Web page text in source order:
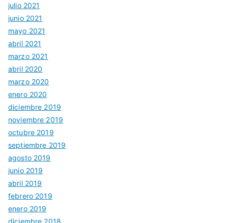
julio 2021
junio 2021
mayo 2021
abril 2021
marzo 2021
abril 2020
marzo 2020
enero 2020
diciembre 2019
noviembre 2019
octubre 2019
septiembre 2019
agosto 2019
junio 2019
abril 2019
febrero 2019
enero 2019
diciembre 2018